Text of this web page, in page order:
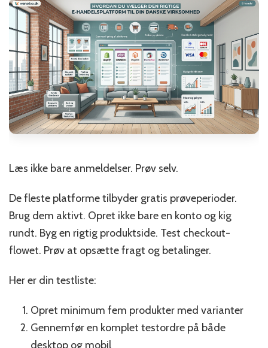
Læs ikke bare anmeldelser. Prøv selv.
De fleste platforme tilbyder gratis prøveperioder.
Brug dem aktivt. Opret ikke bare en konto og kig
rundt. Byg en rigtig produktside. Test checkout-
flowet. Prøv at opsætte fragt og betalinger.
Her er din testliste:
Opret minimum fem produkter med varianter
Gennemfør en komplet testordre på både
desktop og mobil